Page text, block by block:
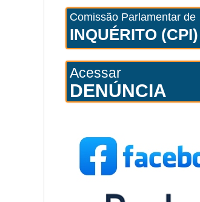
Comissão Parlamentar de
INQUÉRITO (CPI)
Acessar
DENÚNCIA